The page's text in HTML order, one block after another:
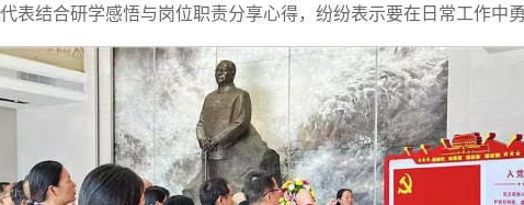
表结合研学感悟与岗位职责分享心得，纷纷表示要在日常工作中